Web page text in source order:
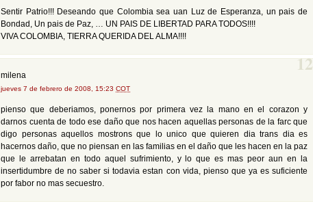
Sentir Patrio!!! Deseando que Colombia sea uan Luz de Esperanza, un pais de
Bondad, Un pais de Paz, … UN PAIS DE LIBERTAD PARA TODOS!!!!
VIVA COLOMBIA, TIERRA QUERIDA DEL ALMA!!!!
milena
jueves 7 de febrero de 2008, 15:23 COT
12
pienso que deberiamos, ponernos por primera vez la mano en el corazon y
darnos cuenta de todo ese daño que nos hacen aquellas personas de la farc que
digo personas aquellos mostrons que lo unico que quieren dia trans dia es
hacernos daño, que no piensan en las familias en el daño que les hacen en la paz
que le arrebatan en todo aquel sufrimiento, y lo que es mas peor aun en la
insertidumbre de no saber si todavia estan con vida, pienso que ya es suficiente
por fabor no mas secuestro.